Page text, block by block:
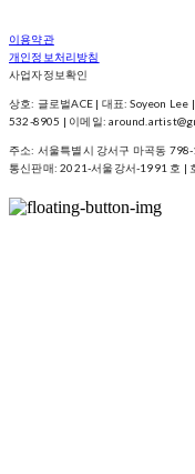
이용약관
개인정보처리방침
사업자정보확인
상호: 글로벌ACE | 대표: Soyeon
532-8905 | 이메일:
주소: 서울특별시 강서구 마곡동
통신판매:2021-서울강서-1991 호 |